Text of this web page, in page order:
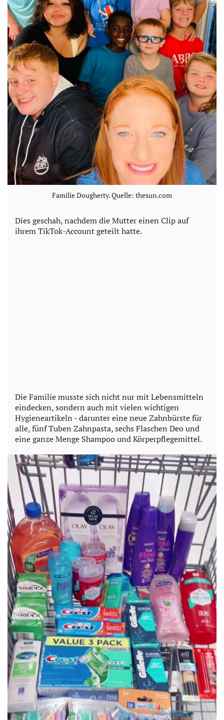
Familie Dougherty. Quelle: thesun.com
Dies geschah, nachdem die Mutter einen Clip auf
ihrem TikTok-Account geteilt hatte.
Die Familie musste sich nicht nur mit Lebensmitteln
eindecken, sondern auch mit vielen wichtigen
Hygieneartikeln - darunter eine neue Zahnbürste für
alle, fünf Tuben Zahnpasta, sechs Flaschen Deo und
eine ganze Menge Shampoo und Körperpflegemittel.